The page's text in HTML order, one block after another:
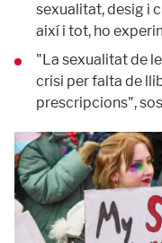
sexualitat, desig i
així i tot, ho
"La sexualitat de
crisi per falta de
prescripcions",